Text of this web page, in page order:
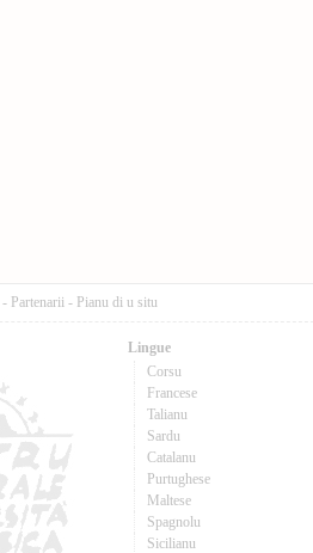
- Partenarii - Pianu di u situ
Lingue
Corsu
Francese
Talianu
Sardu
Catalanu
Purtughese
Maltese
Spagnolu
Sicilianu